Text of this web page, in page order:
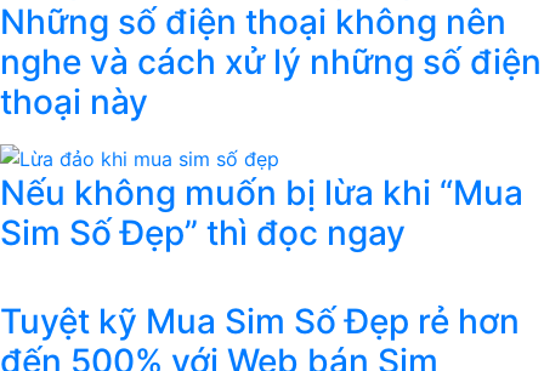
Những số điện thoại không nên
nghe và cách xử lý những số điện
thoại này
Nếu không muốn bị lừa khi “Mua
Sim Số Đẹp” thì đọc ngay
Tuyệt kỹ Mua Sim Số Đẹp rẻ hơn
đến 500% với Web bán Sim